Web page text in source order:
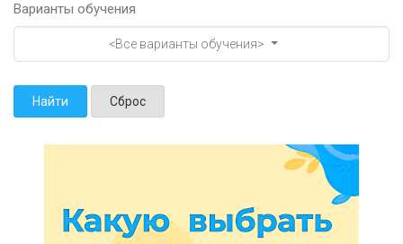
Варианты обучения
<Все варианты обучения>
Найти Сброс